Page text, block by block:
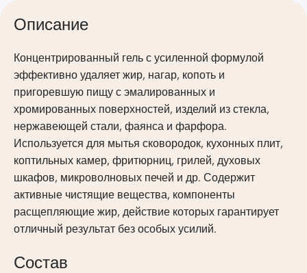
Описание
Концентрированный гель с усиленной формулой
эффективно удаляет жир, нагар, копоть и
пригоревшую пищу с эмалированных и
хромированных поверхностей, изделий из стекла,
нержавеющей стали, фаянса и фарфора.
Используется для мытья сковородок, кухонных плит,
коптильных камер, фритюрниц, грилей, духовых
шкафов, микроволновых печей и др. Содержит
активные чистящие вещества, компоненты
расщепляющие жир, действие которых гарантирует
отличный результат без особых усилий.
Состав